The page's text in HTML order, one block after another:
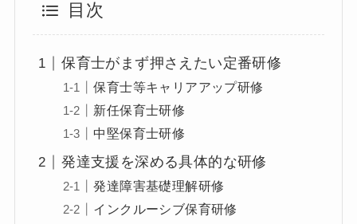
目次
保育士がまず押さえたい定番研修
保育士等キャリアアップ研修
新任保育士研修
中堅保育士研修
発達支援を深める具体的な研修
発達障害基礎理解研修
インクルーシブ保育研修